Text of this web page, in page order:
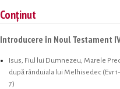
Conținut
Introducere în Noul Testament
Isus, Fiul lui Dumnezeu, Marele
după rânduiala lui Melhisedec (Evr
7)